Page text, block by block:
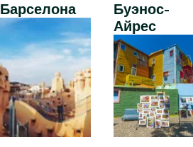
Барселона
Буэнос-
Айрес